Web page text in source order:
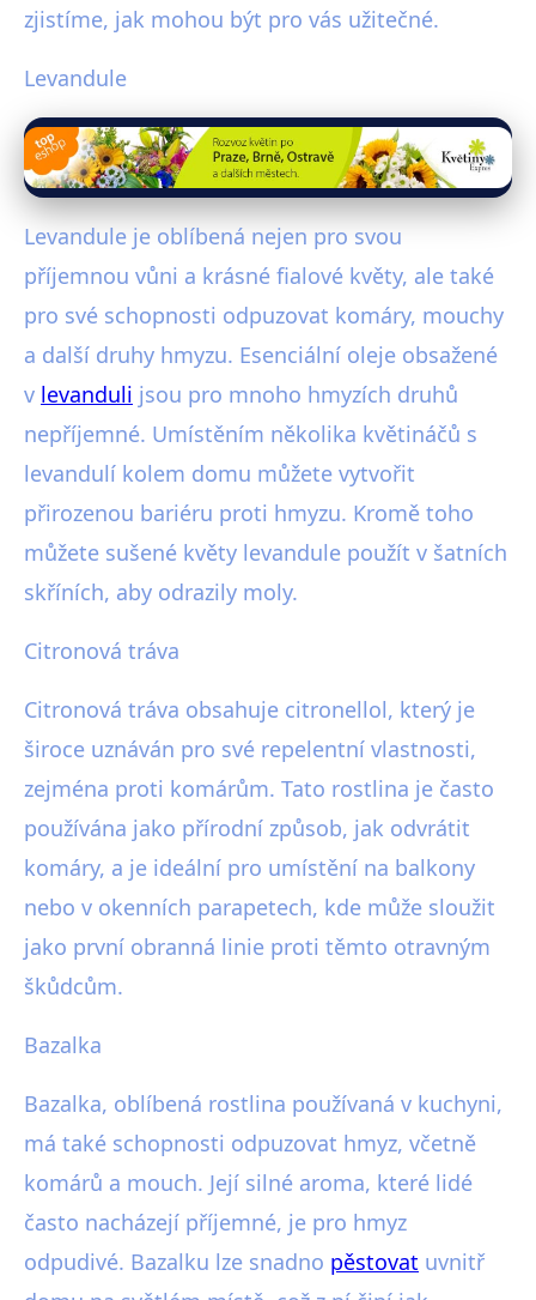
zjistíme, jak mohou být pro vás užitečné.
Levandule
Levandule je oblíbená nejen pro svou
příjemnou vůni a krásné fialové květy, ale také
pro své schopnosti odpuzovat komáry, mouchy
a další druhy hmyzu. Esenciální oleje obsažené
v levanduli jsou pro mnoho hmyzích druhů
nepříjemné. Umístěním několika květináčů s
levandulí kolem domu můžete vytvořit
přirozenou bariéru proti hmyzu. Kromě toho
můžete sušené květy levandule použít v šatních
skříních, aby odrazily moly.
Citronová tráva
Citronová tráva obsahuje citronellol, který je
široce uznáván pro své repelentní vlastnosti,
zejména proti komárům. Tato rostlina je často
používána jako přírodní způsob, jak odvrátit
komáry, a je ideální pro umístění na balkony
nebo v okenních parapetech, kde může sloužit
jako první obranná linie proti těmto otravným
škůdcům.
Bazalka
Bazalka, oblíbená rostlina používaná v kuchyni,
má také schopnosti odpuzovat hmyz, včetně
komárů a mouch. Její silné aroma, které lidé
často nacházejí příjemné, je pro hmyz
odpudivé. Bazalku lze snadno pěstovat uvnitř